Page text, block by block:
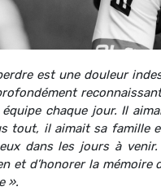
est une douleur
chaque jour. Il
tout, il aimait sa famille
dans les jours à
et d’honorer la mémoire
».